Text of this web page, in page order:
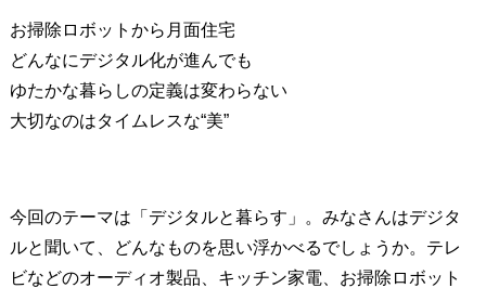
お掃除ロボットから月面住宅
どんなにデジタル化が進んでも
ゆたかな暮らしの定義は変わらない
大切なのはタイムレスな“美”
今回のテーマは「デジタルと暮らす」。みなさんはデジタ
ルと聞いて、どんなものを思い浮かべるでしょうか。テレ
ビなどのオーディオ製品、キッチン家電、お掃除ロボット